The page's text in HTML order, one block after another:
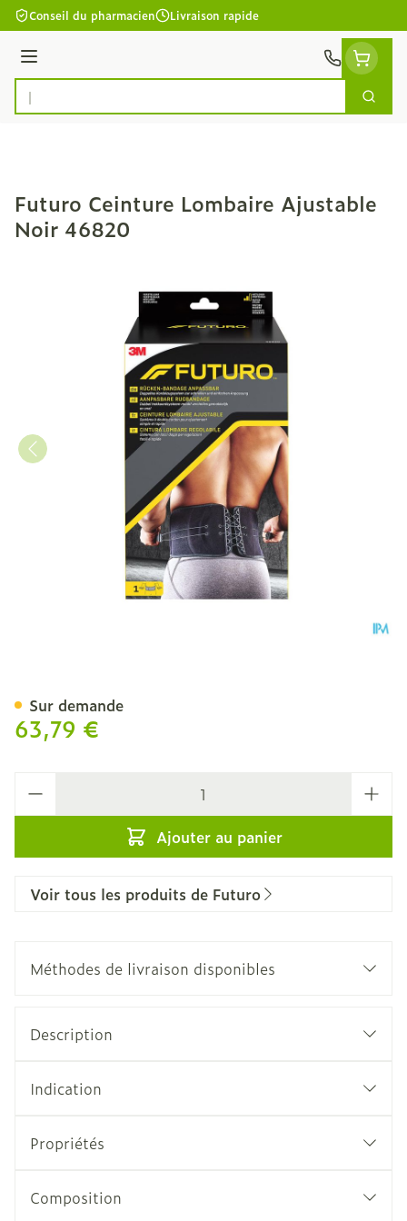
Aller au contenu
Conseil du pharmacien Livraison rapide
Menu
Rechercher
Futuro Ceinture Lombaire Ajustable
Noir 46820
63,79 €
Ajouter au panier
Sur demande
Voir tous les produits de Futuro
Méthodes de livraison disponibles
Description
Indication
Propriétés
Composition